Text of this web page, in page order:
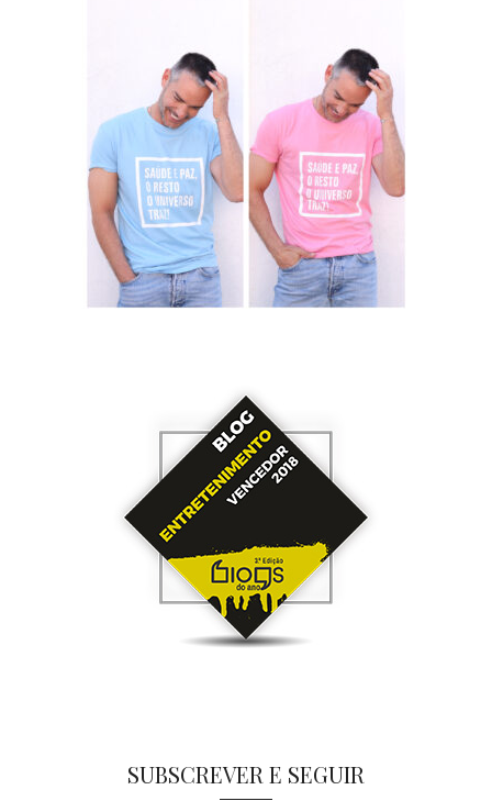
SUBSCREVER E SEGUIR